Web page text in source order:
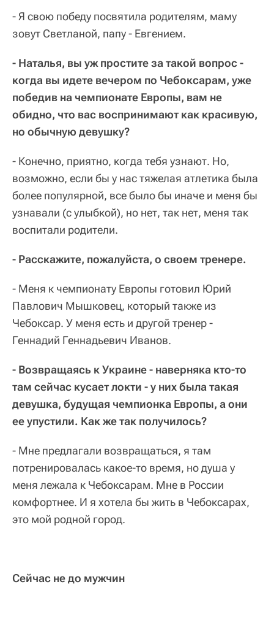
- Я свою победу посвятила родителям, маму
зовут Светланой, папу - Евгением.
- Наталья, вы уж простите за такой вопрос -
когда вы идете вечером по Чебоксарам, уже
победив на чемпионате Европы, вам не
обидно, что вас воспринимают как красивую,
но обычную девушку?
- Конечно, приятно, когда тебя узнают. Но,
возможно, если бы у нас тяжелая атлетика была
более популярной, все было бы иначе и меня бы
узнавали (с улыбкой), но нет, так нет, меня так
воспитали родители.
- Расскажите, пожалуйста, о своем тренере.
- Меня к чемпионату Европы готовил Юрий
Павлович Мышковец, который также из
Чебоксар. У меня есть и другой тренер -
Геннадий Геннадьевич Иванов.
- Возвращаясь к Украине - наверняка кто-то
там сейчас кусает локти - у них была такая
девушка, будущая чемпионка Европы, а они
ее упустили. Как же так получилось?
- Мне предлагали возвращаться, я там
потренировалась какое-то время, но душа у
меня лежала к Чебоксарам. Мне в России
комфортнее. И я хотела бы жить в Чебоксарах,
это мой родной город.
Сейчас не до мужчин